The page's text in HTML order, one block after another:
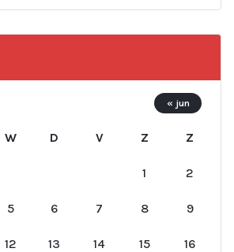
W D V Z Z
1 2
5 6 7 8 9
12 13 14 15 16
« jun